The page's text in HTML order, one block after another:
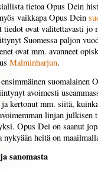
tietoa Opus Dein
vaikkapa Opus Dein
tiedot ovat valitettavasti jo
Suomessa paljon
ovat mm. avanneet
Malminharjun.
suomalainen
avoimesti
ja kertonut mm. siitä,
linjan julkisen
Opus Dei on saanut
nykyään heitä on
sanomasta